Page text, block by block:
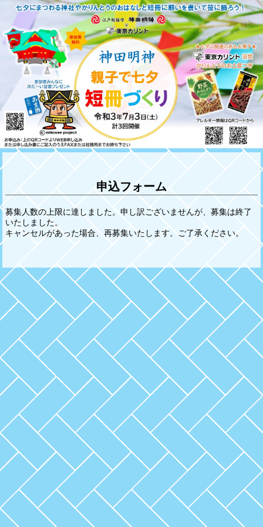
申込フォーム
募集人数の上限に達しました。申し訳ございませんが、募集は終了
いたしました。
キャンセルがあった場合、再募集いたします。ご了承ください。